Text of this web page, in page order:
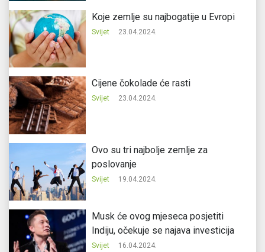
Koje zemlje su najbogatije u Evropi
Svijet 23.04.2024.
Cijene čokolade će rasti
Svijet 23.04.2024.
Ovo su tri najbolje zemlje za
poslovanje
Svijet 19.04.2024.
Musk će ovog mjeseca posjetiti
Indiju, očekuje se najava investicija
Svijet 16.04.2024.